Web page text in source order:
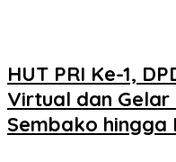
HUT PRI Ke-1,
Virtual dan Gelar
Sembako hingga